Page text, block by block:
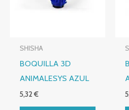
SHISHA
BOQUILLA 3D
ANIMALESYS AZUL
5,32€